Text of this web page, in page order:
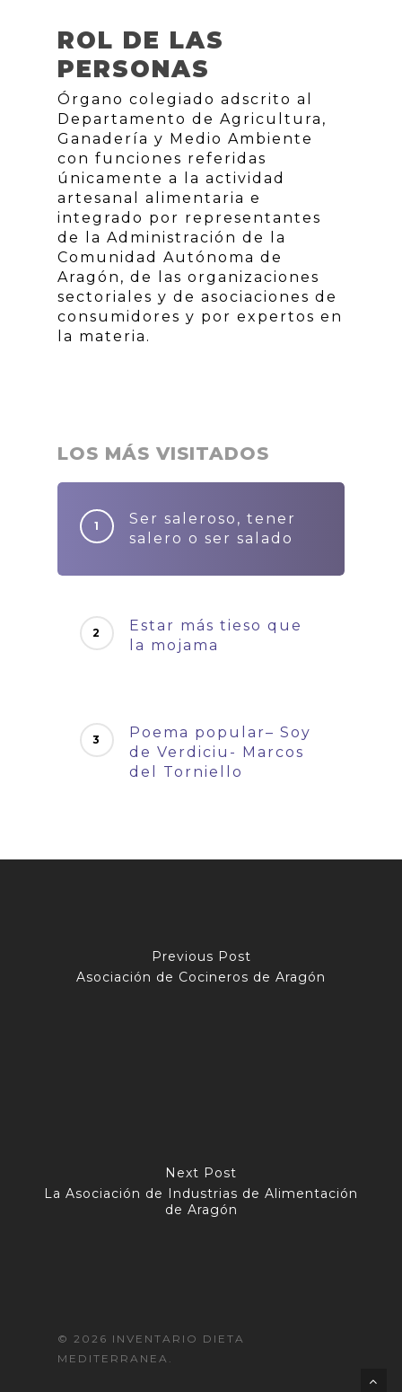
ROL DE LAS
PERSONAS
Órgano colegiado adscrito al
Departamento de Agricultura,
Ganadería y Medio Ambiente
con funciones referidas
únicamente a la actividad
artesanal alimentaria e
integrado por representantes
de la Administración de la
Comunidad Autónoma de
Aragón, de las organizaciones
sectoriales y de asociaciones de
consumidores y por expertos en
la materia.
LOS MÁS VISITADOS
Ser saleroso, tener
salero o ser salado
Estar más tieso que
la mojama
Poema popular– Soy
de Verdiciu- Marcos
del Torniello
Previous Post
Asociación de Cocineros de Aragón
Next Post
La Asociación de Industrias de Alimentación
de Aragón
© 2026 INVENTARIO DIETA
MEDITERRANEA.